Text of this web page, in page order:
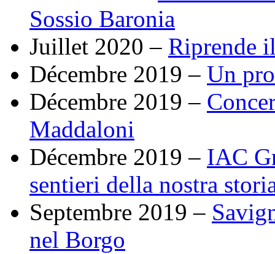
Sossio Baronia
Juillet 2020 – Riprende
Décembre 2019 – Un
Décembre 2019 –
Maddaloni
Décembre 2019 – IAC
sentieri della nostra
Septembre 2019 –
nel Borgo